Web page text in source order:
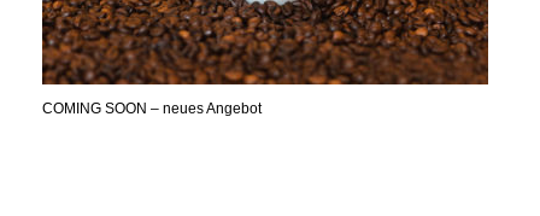
COMING SOON – neues Angebot